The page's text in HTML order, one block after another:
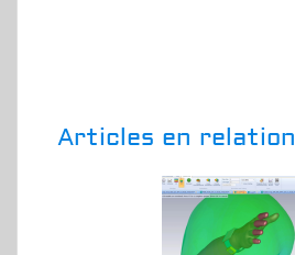
Articles en relation